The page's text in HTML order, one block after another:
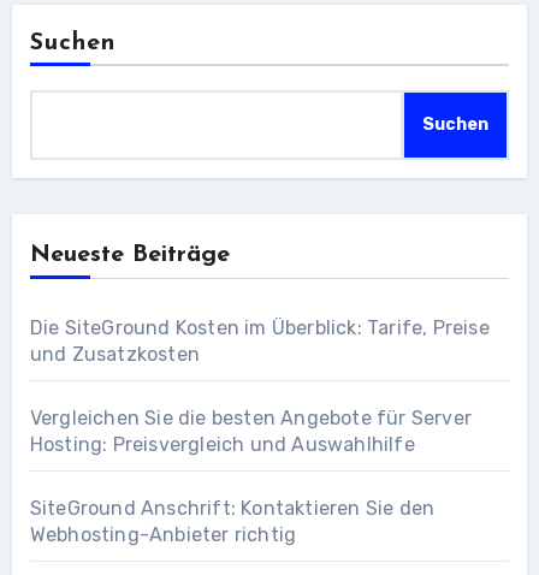
Suchen
Suchen
Neueste Beiträge
Die SiteGround Kosten im Überblick: Tarife, Preise
und Zusatzkosten
Vergleichen Sie die besten Angebote für Server
Hosting: Preisvergleich und Auswahlhilfe
SiteGround Anschrift: Kontaktieren Sie den
Webhosting-Anbieter richtig